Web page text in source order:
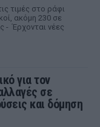
τιμές στο ράφι
ακόμη 230 σε
- Έρχονται νέες
για τον
σε
και δόμηση